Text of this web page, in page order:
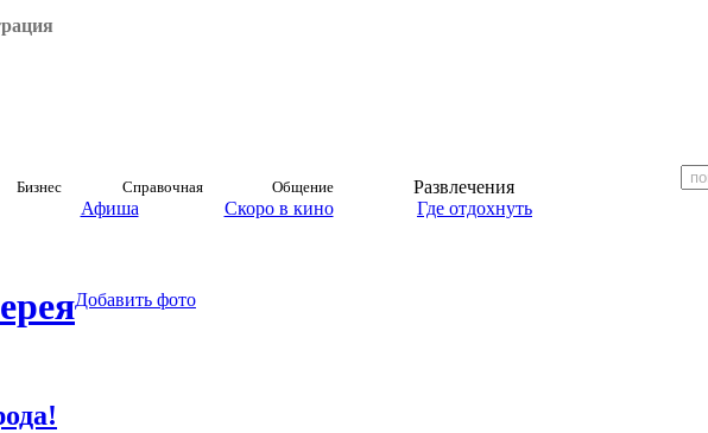
Бизнес Справочная Общение
Развлечения
Афиша Скоро в кино Где отдохнуть
Добавить фото